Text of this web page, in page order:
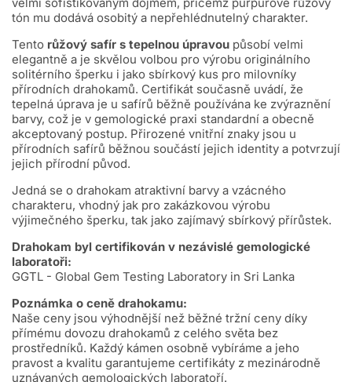
tón mu dodává osobitý a nepřehlédnutelný charakter.
Tento růžový safír s tepelnou úpravou působí velmi
elegantně a je skvělou volbou pro výrobu originálního
solitérního šperku i jako sbírkový kus pro milovníky
přírodních drahokamů. Certifikát současně uvádí, že
tepelná úprava je u safírů běžně používána ke zvýraznění
barvy, což je v gemologické praxi standardní a obecně
akceptovaný postup. Přirozené vnitřní znaky jsou u
přírodních safírů běžnou součástí jejich identity a potvrzují
jejich přírodní původ.
Jedná se o drahokam atraktivní barvy a vzácného
charakteru, vhodný jak pro zakázkovou výrobu
výjimečného šperku, tak jako zajímavý sbírkový přírůstek.
Drahokam byl certifikován v nezávislé gemologické
laboratoři:
GGTL - Global Gem Testing Laboratory in Sri Lanka
Poznámka o ceně drahokamu:
Naše ceny jsou výhodnější než běžné tržní ceny díky
přímému dovozu drahokamů z celého světa bez
prostředníků. Každý kámen osobně vybíráme a jeho
pravost a kvalitu garantujeme certifikáty z mezinárodně
uznávaných gemologických laboratoří.